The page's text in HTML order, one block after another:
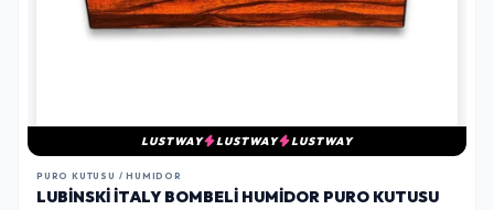
LUSTWAY LUSTWAY LUSTWAY
PURO KUTUSU / HUMIDOR
LUBINSKI İTALY BOMBELI HUMIDOR PURO KUTUSU